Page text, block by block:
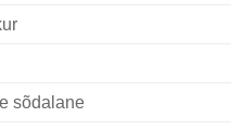
sõdalane